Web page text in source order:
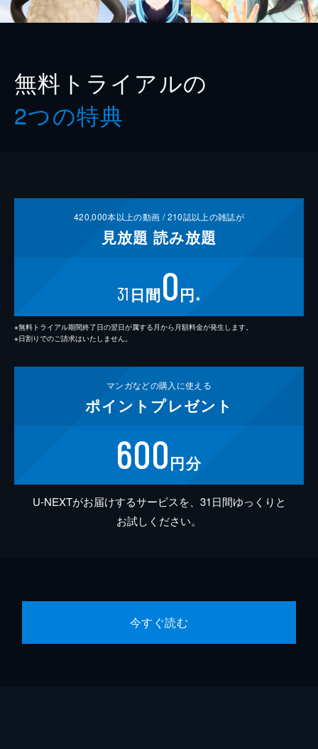
無料トライアルの
2つの特典
420,000本以上の動画 /210誌以上の雑誌が
見放題 読み放題
31 日間0円 ※
※無料トライアル期間終了日の翌日が属する月から月額料金が発生します。
※日割りでのご請求はいたしません。
マンガなどの購入に使える
ポイント プレゼント
600円分
U-NEXTがお届けするサービスを、31日間ゆっくりと
お試しください。
今すぐ読む